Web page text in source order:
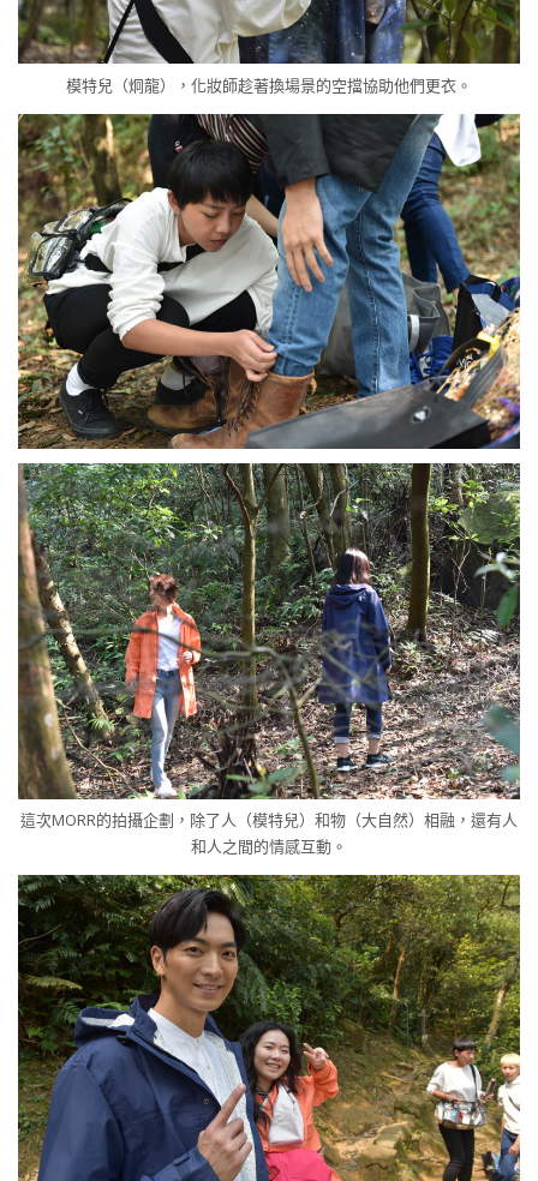
模特兒（炯龍），化妝師趁著換場景的空擋協助他們更衣。
這次MORR的拍攝企劃，除了人（模特兒）和物（大自然）相融，還有人
和人之間的情感互動。